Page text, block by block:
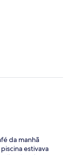
da manhã
estivava